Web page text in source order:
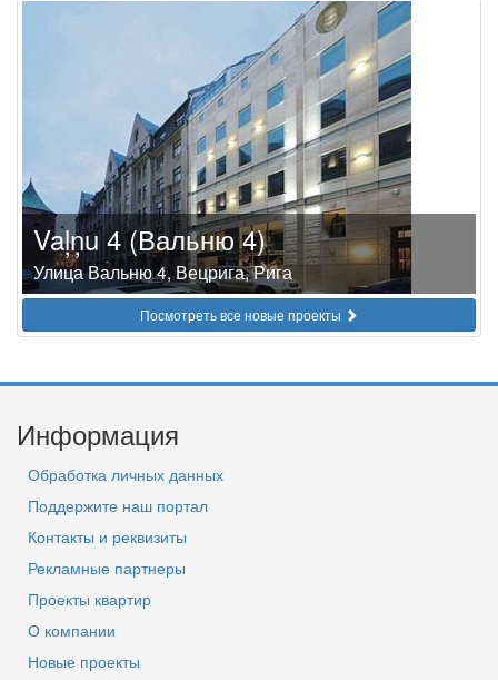
Vaļņu 4 (Вальню 4)
Улица Вальню 4, Вецрига, Рига
Посмотреть все новые проекты
Информация
Обработка личных данных
Поддержите наш портал
Контакты и реквизиты
Рекламные партнеры
Проекты квартир
О компании
Новые проекты